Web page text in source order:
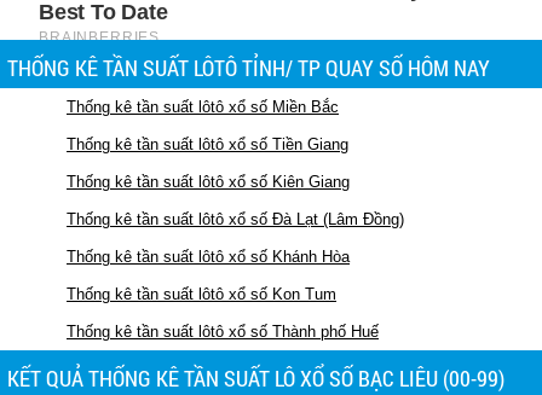
THỐNG KÊ TẦN SUẤT LÔTÔ TỈNH/ TP QUAY SỐ HÔM NAY
Thống kê tần suất lôtô xổ số Miền Bắc
Thống kê tần suất lôtô xổ số Tiền Giang
Thống kê tần suất lôtô xổ số Kiên Giang
Thống kê tần suất lôtô xổ số Đà Lạt (Lâm Đồng)
Thống kê tần suất lôtô xổ số Khánh Hòa
Thống kê tần suất lôtô xổ số Kon Tum
Thống kê tần suất lôtô xổ số Thành phố Huế
KẾT QUẢ THỐNG KÊ TẦN SUẤT LÔ XỔ SỐ BẠC LIÊU (00-99)